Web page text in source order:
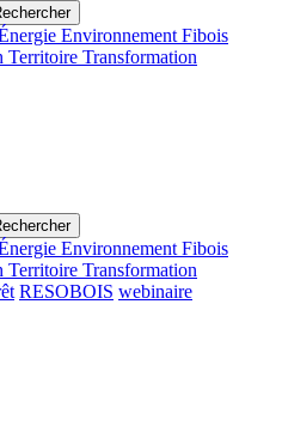
Environnement Fibois
Territoire Transformation
Environnement Fibois
Territoire Transformation
RESOBOIS webinaire